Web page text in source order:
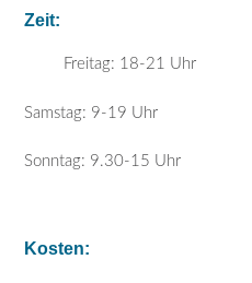
Zeit:
Freitag: 18-21 Uhr
Samstag: 9-19 Uhr
Sonntag: 9.30-15 Uhr
Kosten: